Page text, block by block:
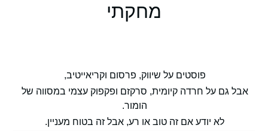
מחקתי
פוסטים על שיווק, פרסום וקריאייטיב,
על חרדה קיומית, סרקזם ופקפוק עצמי במסווה של
לא יודע אם זה טוב או רע, אבל זה בטוח מעניין.